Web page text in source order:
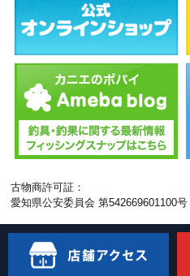
古物商許可証：
愛知県公安委員会 第542669601100号
モバイル